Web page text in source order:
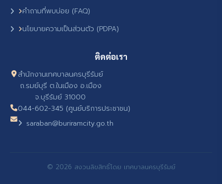
คำถามที่พบบ่อย (FAQ)
นโยบายความเป็นส่วนตัว (PDPA)
ติดต่อเรา
สำนักงานเทศบาลนครบุรีรัมย์
ถ.รมย์บุรี ต.ในเมือง อ.เมือง
จ.บุรีรัมย์ 31000
044-602-345 (ศูนย์บริการประชาชน)
saraban@buriramcity.go.th
© 2026 สงวนลิขสิทธิ์โดย เทศบาลนครบุรีรัมย์